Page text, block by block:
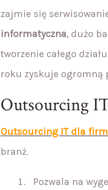
zajmie się
informatyczna, dużo
tworzenie całego
roku zyskuje ogromną
Outsourcing
Outsourcing IT dla firm
branż.
Pozwala na